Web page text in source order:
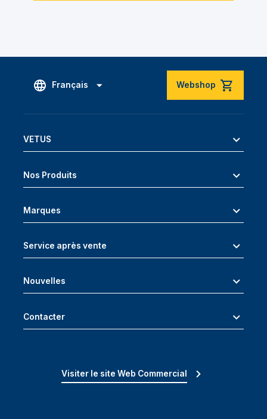
Français Webshop
VETUS
Nos Produits
Marques
Service après vente
Nouvelles
Contacter
Visiter le site Web Commercial